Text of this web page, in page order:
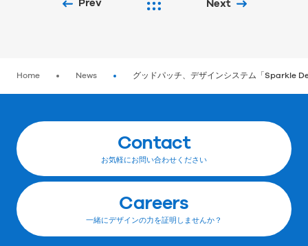
Prev Next
Home News グッドパッチ、デザインシステム「Sparkle
Contact
お気軽にお問い合わせください
Careers
一緒にデザインの力を証明しませんか？